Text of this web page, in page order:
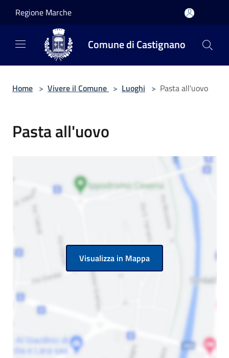
Regione Marche
Comune di Castignano
Home > Vivere il Comune > Luoghi > Pasta all'uovo
Pasta all'uovo
Visualizza in Mappa